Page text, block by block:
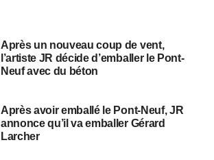
Après un nouveau coup de vent,
l’artiste JR décide d’emballer le Pont-
Neuf avec du béton
Après avoir emballé le Pont-Neuf, JR
annonce qu’il va emballer Gérard
Larcher